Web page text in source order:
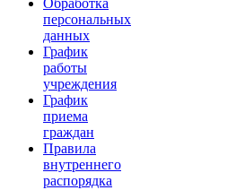
Обработка
персональных
данных
График
работы
учреждения
График
приема
граждан
Правила
внутреннего
распорядка